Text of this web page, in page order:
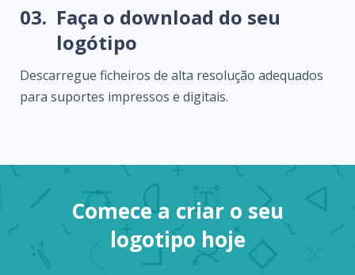
03. Faça o download do seu
logótipo
Descarregue ficheiros de alta resolução adequados
para suportes impressos e digitais.
Comece a criar o seu
logotipo hoje